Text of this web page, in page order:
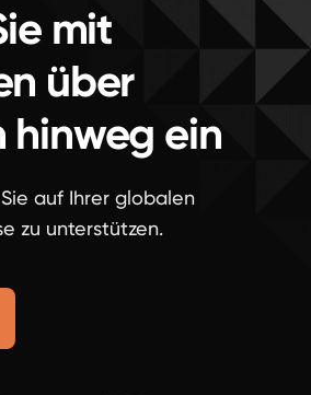
mit
über
hinweg ein
auf Ihrer globalen
zu unterstützen.